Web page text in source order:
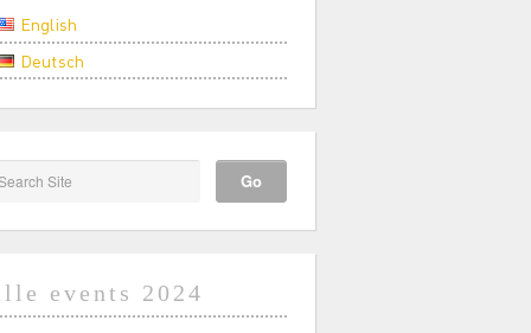
English
Deutsch
events 2024